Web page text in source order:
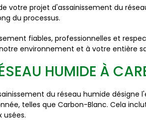
projet d'assainissement du
du processus.
fiables, professionnelles et
environnement et à votre entière
HUMIDE À
du réseau humide désigne
telles que Carbon-Blanc. Cela